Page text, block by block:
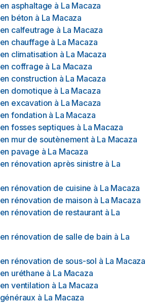
asphaltage à La Macaza
béton à La Macaza
calfeutrage à La Macaza
chauffage à La Macaza
climatisation à La Macaza
coffrage à La Macaza
construction à La Macaza
domotique à La Macaza
excavation à La Macaza
fondation à La Macaza
fosses septiques à La Macaza
mur de soutènement à La Macaza
pavage à La Macaza
rénovation après sinistre à La
rénovation de cuisine à La Macaza
rénovation de maison à La Macaza
rénovation de restaurant à La
rénovation de salle de bain à La
rénovation de sous-sol à La Macaza
uréthane à La Macaza
ventilation à La Macaza
à La Macaza